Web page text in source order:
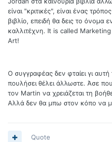
είναι "κριτικές", είναι ένας
βιβλίο, επειδή θα δεις το όνομα
καλλιτέχνη. It is called
Art!
Ο συγγραφέας δεν φταίει γι
πουλήσει θέλει άλλωστε. Άσε
τον Martin να χρειάζεται τη
Αλλά δεν θα μπω στον κόπο να
Quote